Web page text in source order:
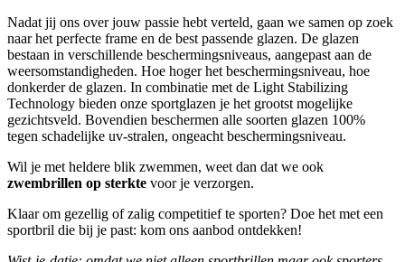
Nadat jij ons over jouw passie hebt verteld, gaan we samen op zoek
naar het perfecte frame en de best passende glazen. De glazen
bestaan in verschillende beschermingsniveaus, aangepast aan de
weersomstandigheden. Hoe hoger het beschermingsniveau, hoe
donkerder de glazen. In combinatie met de Light Stabilizing
Technology bieden onze sportglazen je het grootst mogelijke
gezichtsveld. Bovendien beschermen alle soorten glazen 100%
tegen schadelijke uv-stralen, ongeacht beschermingsniveau.
Wil je met heldere blik zwemmen, weet dan dat we ook
zwembrillen op sterkte voor je verzorgen.
Klaar om gezellig of zalig competitief te sporten? Doe het met een
sportbril die bij je past: kom ons aanbod ontdekken!